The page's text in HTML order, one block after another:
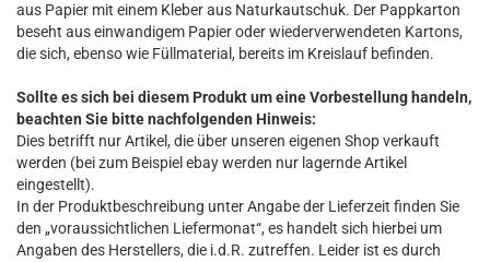
aus Papier mit einem Kleber aus Naturkautschuk. Der Pappkarton
beseht aus einwandigem Papier oder wiederverwendeten Kartons,
die sich, ebenso wie Füllmaterial, bereits im Kreislauf befinden.
Sollte es sich bei diesem Produkt um eine Vorbestellung handeln,
beachten Sie bitte nachfolgenden Hinweis:
Dies betrifft nur Artikel, die über unseren eigenen Shop verkauft
werden (bei zum Beispiel ebay werden nur lagernde Artikel
eingestellt).
In der Produktbeschreibung unter Angabe der Lieferzeit finden Sie
den „voraussichtlichen Liefermonat“, es handelt sich hierbei um
Angaben des Herstellers, die i.d.R. zutreffen. Leider ist es durch